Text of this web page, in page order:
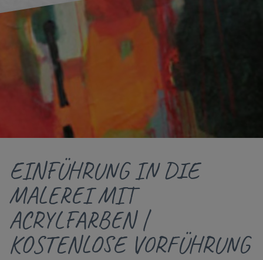
EINFÜHRUNG IN DIE
MALEREI MIT
ACRYLFARBEN |
KOSTENLOSE VORFÜHRUNG